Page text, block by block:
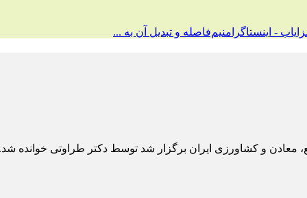
- اینستاگرامنیم‌فاصله و تبدیل آن به ...
معادن و کشاورزی ایران برگزار شد توسط دکتر طراوتی خوانده